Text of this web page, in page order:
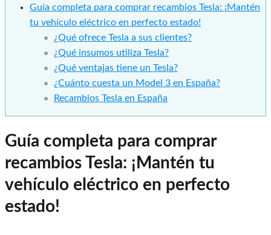
Guía completa para comprar recambios Tesla: ¡Mantén
tu vehículo eléctrico en perfecto estado!
¿Qué ofrece Tesla a sus clientes?
¿Qué insumos utiliza Tesla?
¿Qué ventajas tiene un Tesla?
¿Cuánto cuesta un Model 3 en España?
Recambios Tesla en España
Guía completa para comprar
recambios Tesla: ¡Mantén tu
vehículo eléctrico en perfecto
estado!